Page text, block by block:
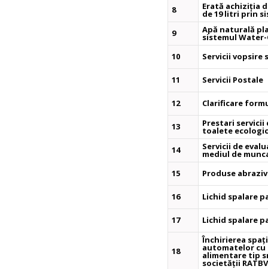
8 Erată achiziția
de 19 litri prin
9
Apă naturală
sistemul
10
Servicii vopsire
11 Servicii Postale
12 Clarificare
13 Prestari
toalete
14
Servicii de
mediul de
15
Produse
16 Lichid spalare
17 Lichid spalare
18
Închirierea
automatelor cu
alimentare tip
societății